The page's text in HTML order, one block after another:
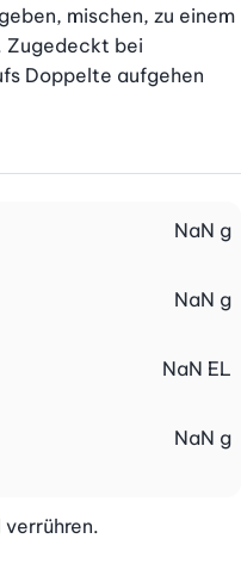
mischen, zu einem
Zugedeckt bei
Doppelte aufgehen
NaN g
NaN g
NaN EL
NaN g